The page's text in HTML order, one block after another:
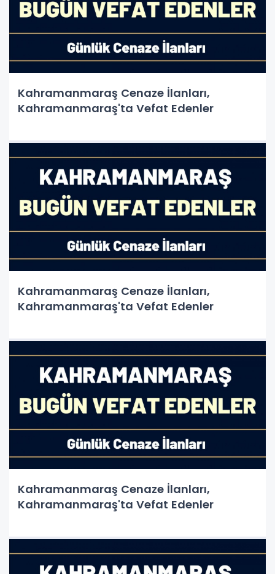
Kahramanmaraş Cenaze İlanları,
Kahramanmaraş'ta Vefat Edenler
Kahramanmaraş Cenaze İlanları,
Kahramanmaraş'ta Vefat Edenler
Kahramanmaraş Cenaze İlanları,
Kahramanmaraş'ta Vefat Edenler